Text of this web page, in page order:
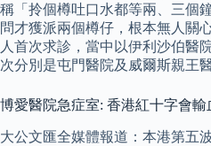
稱「拎個樽吐口水都等兩、三個
問才獲派兩個樽仔，根本無人關
人首次求診，當中以伊利沙伯醫
次分別是屯門醫院及威爾斯親王
博愛醫院急症室: 香港紅十字會輸
大公文匯全媒體報道：本港第五